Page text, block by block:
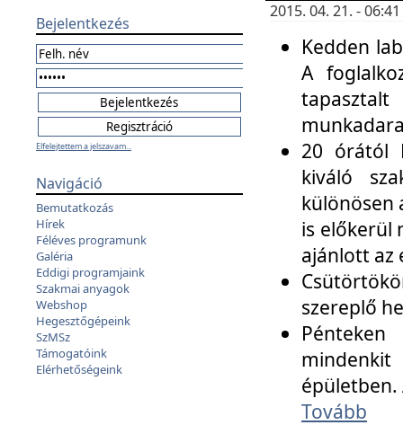
Bejelentkezés
Elfelejtettem a jelszavam...
Navigáció
Bemutatkozás
Hírek
Féléves programunk
Galéria
Eddigi programjaink
Szakmai anyagok
Webshop
Hegesztőgépeink
SzMSz
Támogatóink
Elérhetőségeink
2015. 04. 21. -
Kedden
A
20 órától
kiváló
különösen
is előkerül
ajánlott az
szereplő
épületben.
Tovább